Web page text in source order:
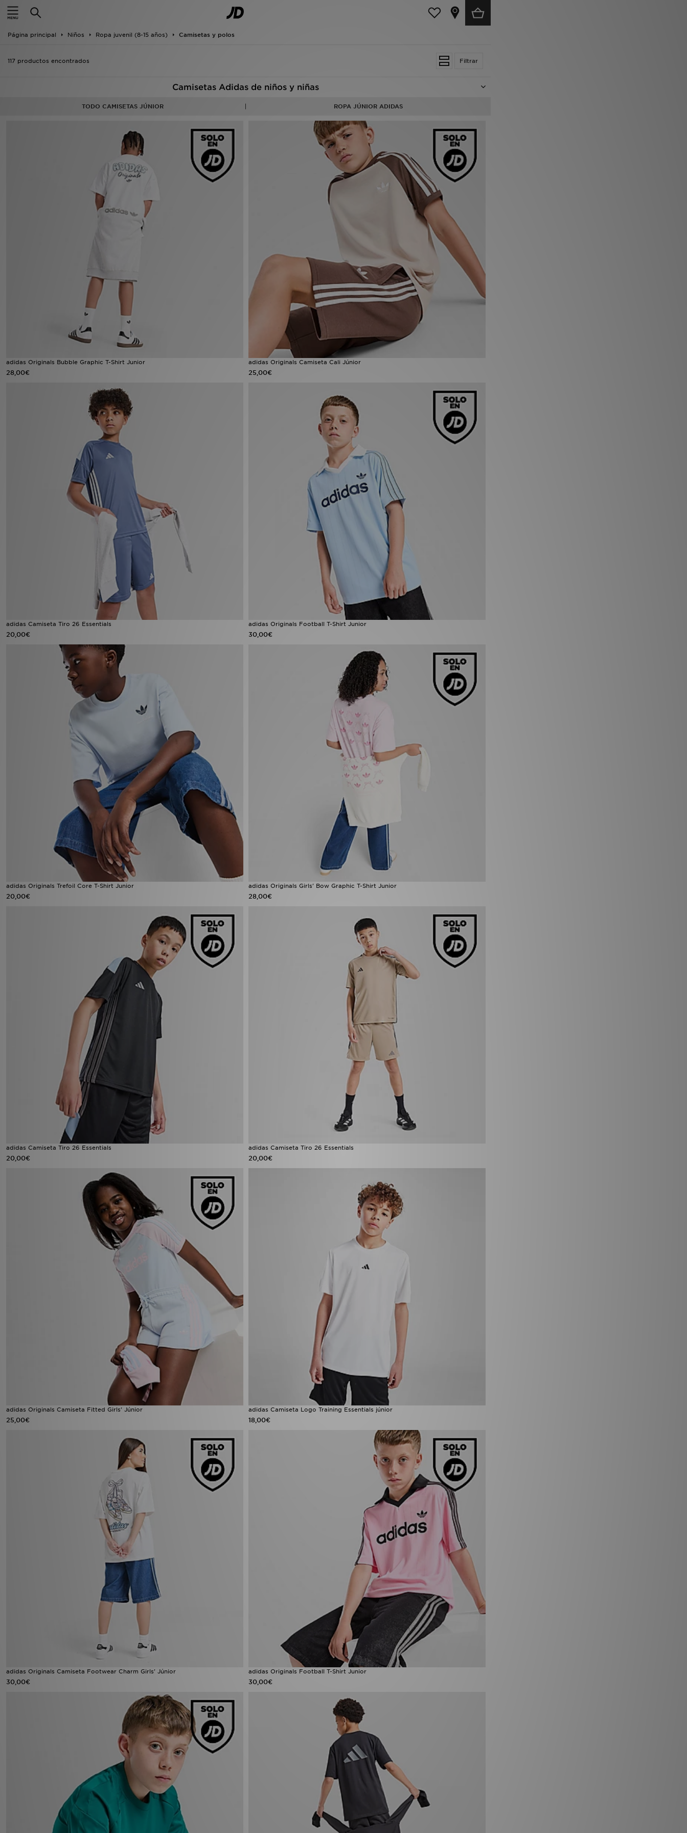
Página principal Niños Ropa juvenil (8-15 años) Camisetas y polos
Filtrar
117 productos encontrados
Camisetas Adidas de niños y niñas
TODO CAMISETAS JÚNIOR ROPA JÚNIOR ADIDAS
adidas Originals Bubble Graphic T-Shirt Junior
28,00€
adidas Originals Camiseta Cali Júnior
25,00€
adidas Camiseta Tiro 26 Essentials
20,00€
adidas Originals Football T-Shirt Junior
30,00€
adidas Originals Trefoil Core T-Shirt Junior
20,00€
adidas Originals Girls' Bow Graphic T-Shirt Junior
28,00€
adidas Camiseta Tiro 26 Essentials
20,00€
adidas Camiseta Tiro 26 Essentials
20,00€
adidas Originals Camiseta Fitted Girls' Júnior
25,00€
adidas Camiseta Logo Training Essentials júnior
18,00€
adidas Originals Camiseta Footwear Charm Girls' Júnior
30,00€
adidas Originals Football T-Shirt Junior
30,00€
Hombre
Mujer
Niños